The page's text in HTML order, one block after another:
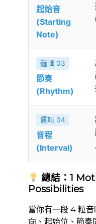
起始音
(Starting
Note)
邏輯 03
節奏
(Rhythm)
邏輯 04
音程
(Interval)
總結：1
Possibilities
當你有一段 4 粒
向、起始位、節奏